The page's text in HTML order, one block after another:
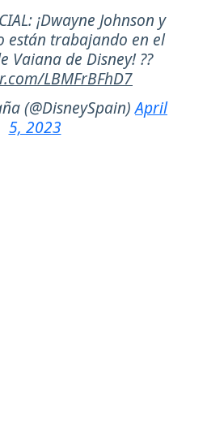
¡Dwayne Johnson y
están trabajando en el
Vaiana de Disney! ??
LBMFrBFhD7
(@DisneySpain)April
5, 2023